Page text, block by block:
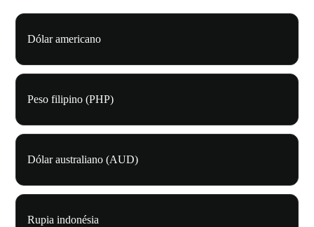
Dólar americano
Peso filipino (PHP)
Dólar australiano (AUD)
Rupia indonésia